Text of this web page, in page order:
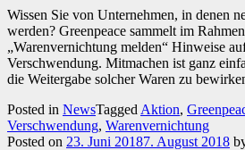
Wissen Sie von Unternehmen, in denen
werden? Greenpeace sammelt im
„Warenvernichtung melden“ Hinweise
Verschwendung. Mitmachen ist ganz
die Weitergabe solcher Waren zu
Posted in NewsTagged Aktion,
Verschwendung, Warenvernichtung
Posted on 23. Juni 20187. August 2018